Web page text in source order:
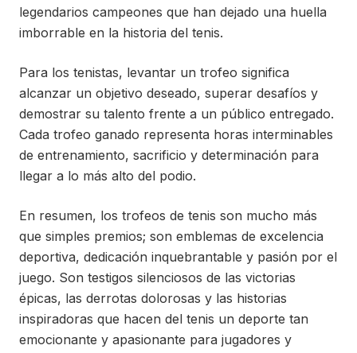
legendarios campeones que han dejado una huella
imborrable en la historia del tenis.
Para los tenistas, levantar un trofeo significa
alcanzar un objetivo deseado, superar desafíos y
demostrar su talento frente a un público entregado.
Cada trofeo ganado representa horas interminables
de entrenamiento, sacrificio y determinación para
llegar a lo más alto del podio.
En resumen, los trofeos de tenis son mucho más
que simples premios; son emblemas de excelencia
deportiva, dedicación inquebrantable y pasión por el
juego. Son testigos silenciosos de las victorias
épicas, las derrotas dolorosas y las historias
inspiradoras que hacen del tenis un deporte tan
emocionante y apasionante para jugadores y